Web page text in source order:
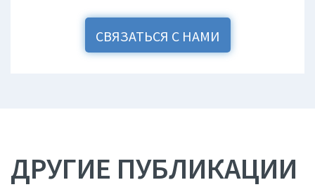
СВЯЗАТЬСЯ С НАМИ
ДРУГИЕ ПУБЛИКАЦИИ